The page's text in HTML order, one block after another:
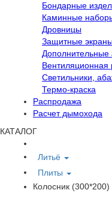
Бондарные
Каминные
Дровницы
Защитные
Дополнительные
Вентиляционная
Светильники,
Термо-краска
Распродажа
Расчет дымохода
КАТАЛОГ
Литьё
Плиты
Колосник (300*200)